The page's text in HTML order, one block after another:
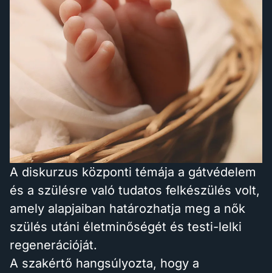
A diskurzus központi témája a gátvédelem
és a szülésre való tudatos felkészülés volt,
amely alapjaiban határozhatja meg a nők
szülés utáni életminőségét és testi-lelki
regenerációját.
A szakértő hangsúlyozta, hogy a